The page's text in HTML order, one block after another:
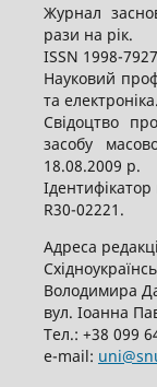
Журнал
рази на рік.
ISSN 1998-
Науковий
та електроніка.
Свідоцтво
засобу
18.08.2009 р.
Ідентифікатор
R30-02221.
Адреса
Володимира
вул. Іоанна
Тел.: +38 099
е-mail: